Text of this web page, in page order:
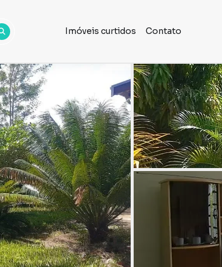
Imóveis curtidos Contato